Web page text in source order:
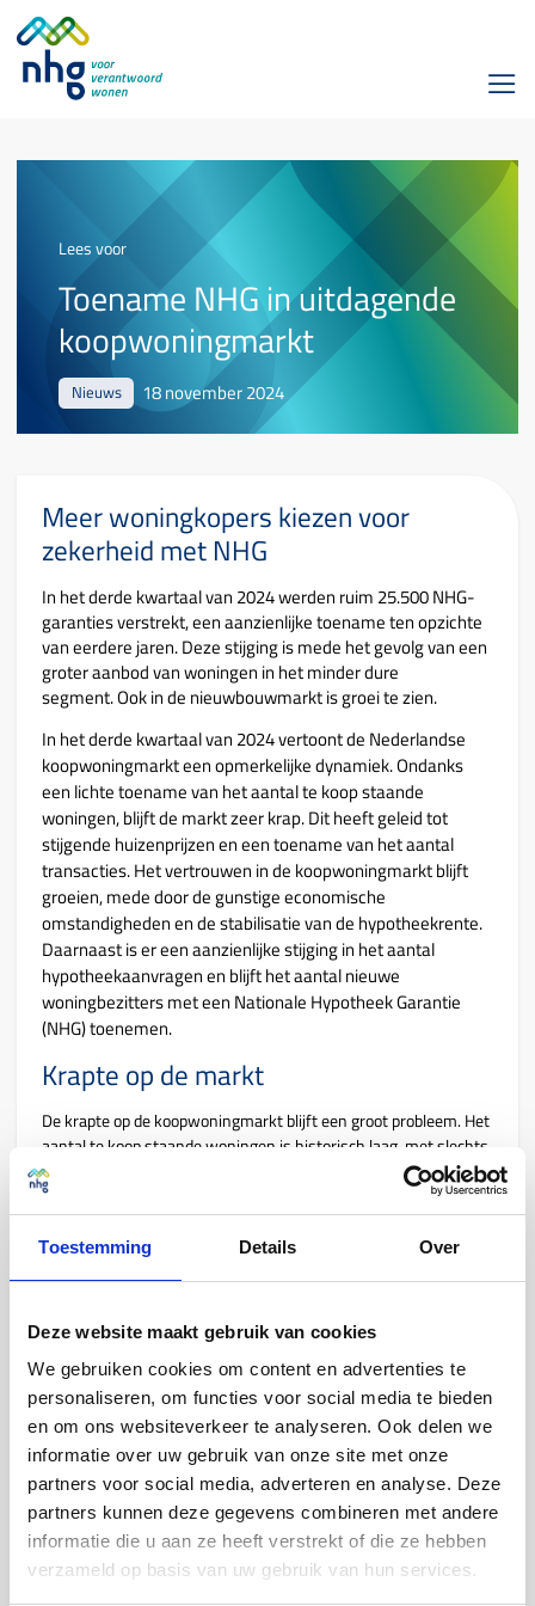
Toestemming Details Over
Deze website maakt gebruik van cookies
We gebruiken cookies om content en advertenties te
personaliseren, om functies voor social media te bieden
en om ons websiteverkeer te analyseren. Ook delen we
informatie over uw gebruik van onze site met onze
partners voor social media, adverteren en analyse. Deze
partners kunnen deze gegevens combineren met andere
informatie die u aan ze heeft verstrekt of die ze hebben
verzameld op basis van uw gebruik van hun services.
Lees voor
Toename NHG in uitdagende
koopwoningmarkt
Nieuws 18 november 2024
Meer woningkopers kiezen voor
zekerheid met NHG
In het derde kwartaal van 2024 werden ruim 25.500 NHG-
garanties verstrekt, een aanzienlijke toename ten opzichte
van eerdere jaren. Deze stijging is mede het gevolg van een
groter aanbod van woningen in het minder dure
segment. Ook in de nieuwbouwmarkt is groei te zien.
In het derde kwartaal van 2024 vertoont de Nederlandse
koopwoningmarkt een opmerkelijke dynamiek. Ondanks
een lichte toename van het aantal te koop staande
woningen, blijft de markt zeer krap. Dit heeft geleid tot
stijgende huizenprijzen en een toename van het aantal
transacties. Het vertrouwen in de koopwoningmarkt blijft
groeien, mede door de gunstige economische
omstandigheden en de stabilisatie van de hypotheekrente.
Daarnaast is er een aanzienlijke stijging in het aantal
hypotheekaanvragen en blijft het aantal nieuwe
woningbezitters met een Nationale Hypotheek Garantie
(NHG) toenemen.
Krapte op de markt
De krapte op de koopwoningmarkt blijft een groot probleem. Het
aantal te koop staande woningen is historisch laag, met slechts
65.700 beschikbare woningen in het derde kwartaal van 2024.
Dit is aanzienlijk minder dan de 120.000 woningen per kwartaal
in 2017. De krapte-indicator voor bestaande koopwoningen
staat op 2,1, wat duidt op een zeer krappe markt. Voor
leiden tot stijgende prijzen en een intense concurrentie onder
kopers.
Vertrouwen in de koopwoningmarkt
Het vertrouwen in de koopwoningmarkt blijft wel toenemen. De
Eigen Huis Marktindicator, die het vertrouwen meet, is gestegen
van 72 in het tweede kwartaal van 2023 naar 94 in het derde
kwartaal van 2024. Een waarde van 100 betekend dat er net zo
veel mensen positief als negatief gestemd zijn. Dit groeiende
vertrouwen wordt ondersteund door de stijgende verkoopprijzen
en de lichte daling van de hypotheekrente. Het algemene